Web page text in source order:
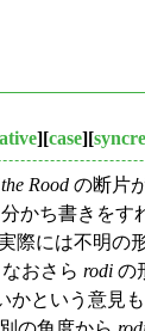
][case][
Rood の断片
かち書きを
際には不明の
おさら rodi の
という意見